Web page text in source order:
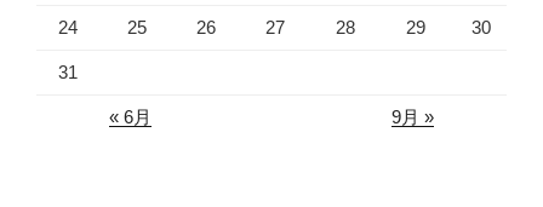
24 25 26 27 28 29 30
31
« 6月 9月 »